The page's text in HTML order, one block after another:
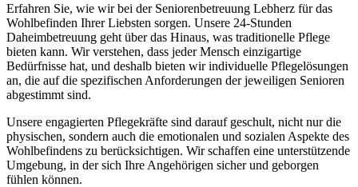
Erfahren Sie, wie wir bei der Seniorenbetreuung Lebherz für das
Wohlbefinden Ihrer Liebsten sorgen. Unsere 24-Stunden
Daheimbetreuung geht über das Hinaus, was traditionelle Pflege
bieten kann. Wir verstehen, dass jeder Mensch einzigartige
Bedürfnisse hat, und deshalb bieten wir individuelle Pflegelösungen
an, die auf die spezifischen Anforderungen der jeweiligen Senioren
abgestimmt sind.
Unsere engagierten Pflegekräfte sind darauf geschult, nicht nur die
physischen, sondern auch die emotionalen und sozialen Aspekte des
Wohlbefindens zu berücksichtigen. Wir schaffen eine unterstützende
Umgebung, in der sich Ihre Angehörigen sicher und geborgen
fühlen können.